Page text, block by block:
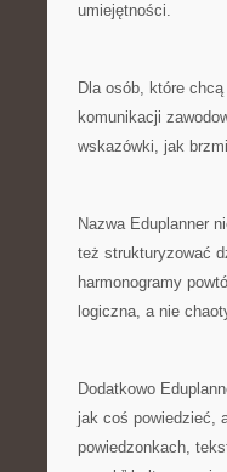
umiejętności.
Dla osób, które
komunikacji
wskazówki, jak
Nazwa Eduplanner
też strukturyzować
harmonogramy
logiczna, a nie
Dodatkowo
jak coś powiedzieć,
powiedzonkach,